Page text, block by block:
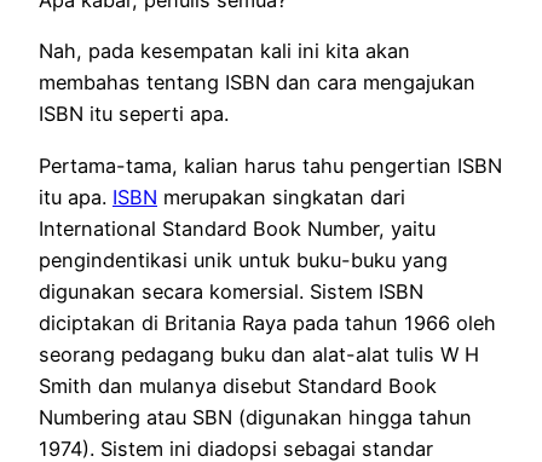
Nah, pada kesempatan kali ini kita akan
membahas tentang ISBN dan cara mengajukan
ISBN itu seperti apa.
Pertama-tama, kalian harus tahu pengertian ISBN
itu apa. ISBN merupakan singkatan dari
International Standard Book Number, yaitu
pengindentikasi unik untuk buku-buku yang
digunakan secara komersial. Sistem ISBN
diciptakan di Britania Raya pada tahun 1966 oleh
seorang pedagang buku dan alat-alat tulis W H
Smith dan mulanya disebut Standard Book
Numbering atau SBN (digunakan hingga tahun
1974). Sistem ini diadopsi sebagai standar